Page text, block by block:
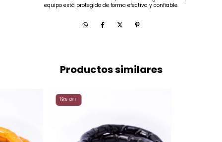
equipo está protegido de forma efectiva y confiable.
Productos similares
19%OFF